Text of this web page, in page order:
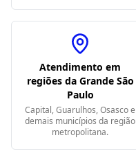
Atendimento em
regiões da Grande São
Paulo
Capital, Guarulhos, Osasco e
demais municípios da região
metropolitana.